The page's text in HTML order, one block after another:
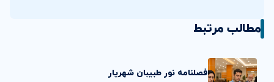
مطالب مرتبط
فصلنامه نور طبیبان شهریار